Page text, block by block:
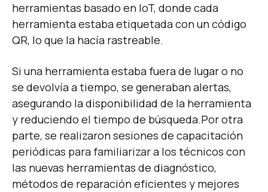
herramientas basado en IoT, donde cada
herramienta estaba etiquetada con un código
QR, lo que la hacía rastreable.
Si una herramienta estaba fuera de lugar o no
se devolvía a tiempo, se generaban alertas,
asegurando la disponibilidad de la herramienta
y reduciendo el tiempo de búsqueda.Por otra
parte, se realizaron sesiones de capacitación
periódicas para familiarizar a los técnicos con
las nuevas herramientas de diagnóstico,
métodos de reparación eficientes y mejores